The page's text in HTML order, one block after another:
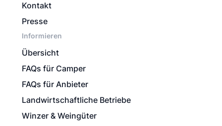
Kontakt
Presse
Informieren
Übersicht
FAQs für Camper
FAQs für Anbieter
Landwirtschaftliche Betriebe
Winzer & Weingüter